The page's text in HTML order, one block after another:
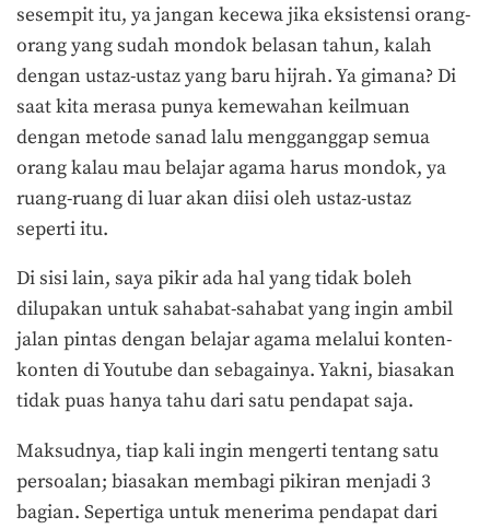
sesempit itu, ya jangan kecewa jika eksistensi orang-
orang yang sudah mondok belasan tahun, kalah
dengan ustaz-ustaz yang baru hijrah. Ya gimana? Di
saat kita merasa punya kemewahan keilmuan
dengan metode sanad lalu mengganggap semua
orang kalau mau belajar agama harus mondok, ya
ruang-ruang di luar akan diisi oleh ustaz-ustaz
seperti itu.
Di sisi lain, saya pikir ada hal yang tidak boleh
dilupakan untuk sahabat-sahabat yang ingin ambil
jalan pintas dengan belajar agama melalui konten-
konten di Youtube dan sebagainya. Yakni, biasakan
tidak puas hanya tahu dari satu pendapat saja.
Maksudnya, tiap kali ingin mengerti tentang satu
persoalan; biasakan membagi pikiran menjadi 3
bagian. Sepertiga untuk menerima pendapat dari